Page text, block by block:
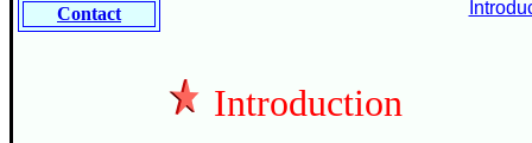
Contact
Introduction